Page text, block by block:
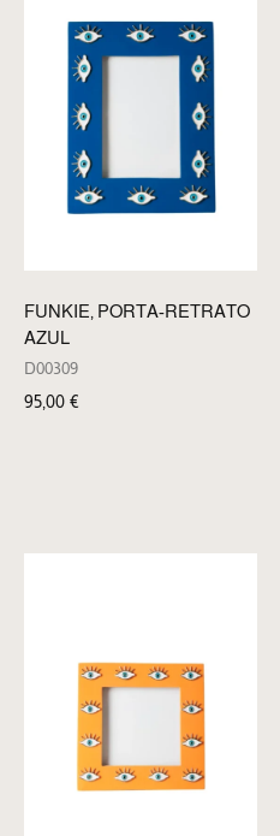
FUNKIE, PORTA-RETRATO
AZUL
D00309
95,00 €